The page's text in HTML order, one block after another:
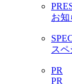
お知
ス
PR
PR